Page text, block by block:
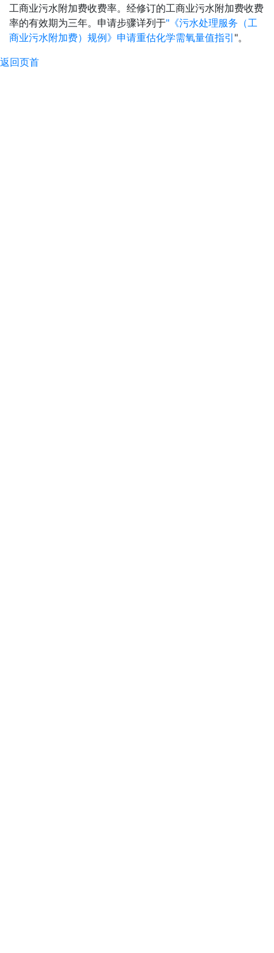
工商业污水附加费收费率。经修订的工商业污水附加费收费
率的有效期为三年。申请步骤详列于"《污水处理服务（工
商业污水附加费）规例》申请重估化学需氧量值指引 "。
返回页首